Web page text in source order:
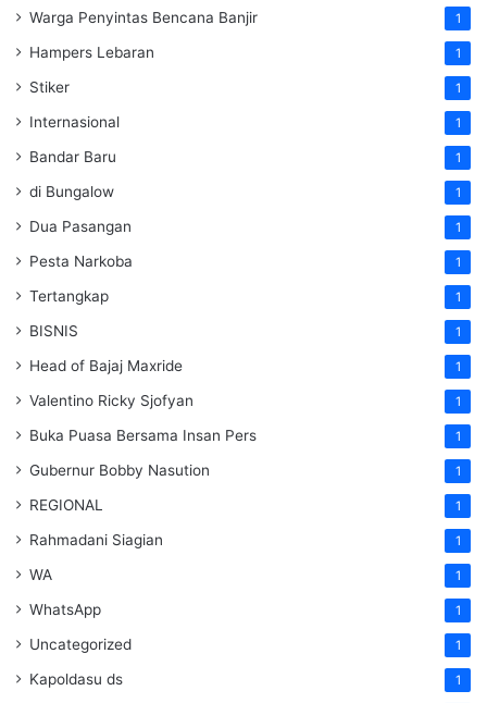
Warga Penyintas Bencana Banjir 1
Hampers Lebaran 1
Stiker 1
Internasional 1
Bandar Baru 1
di Bungalow 1
Dua Pasangan 1
Pesta Narkoba 1
Tertangkap 1
BISNIS 1
Head of Bajaj Maxride 1
Valentino Ricky Sjofyan 1
Buka Puasa Bersama Insan Pers 1
Gubernur Bobby Nasution 1
REGIONAL 1
Rahmadani Siagian 1
WA 1
WhatsApp 1
Uncategorized 1
Kapoldasu ds 1